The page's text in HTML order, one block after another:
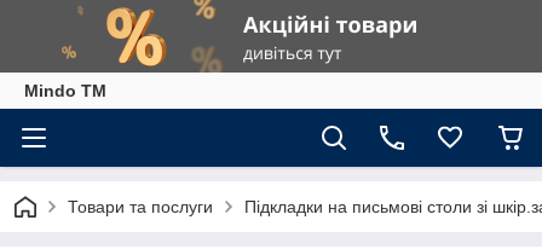
Mindo TM
Товари та послуги Підкладки на письмові столи зі